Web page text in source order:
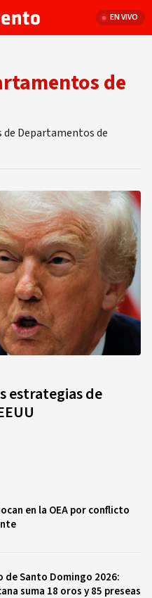
EN VIVO
de
Departamentos de
estrategias de
en la OEA por conflicto
de Santo Domingo 2026:
suma 18 oros y 85 preseas